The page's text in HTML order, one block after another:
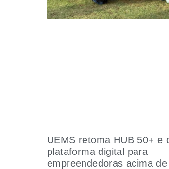
UEMS retoma HUB 50+ e
plataforma digital para
empreendedoras acima